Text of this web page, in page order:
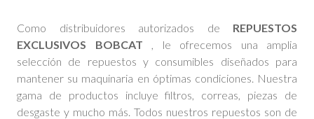
Como distribuidores autorizados de REPUESTOS
EXCLUSIVOS BOBCAT , le ofrecemos una amplia
selección de repuestos y consumibles diseñados para
mantener su maquinaria en óptimas condiciones. Nuestra
gama de productos incluye filtros, correas, piezas de
desgaste y mucho más. Todos nuestros repuestos son de